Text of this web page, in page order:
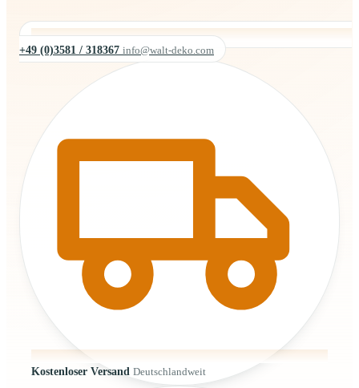
+49 (0)3581 / 318367 info@walt-deko.com
Kostenloser Versand Deutschlandweit